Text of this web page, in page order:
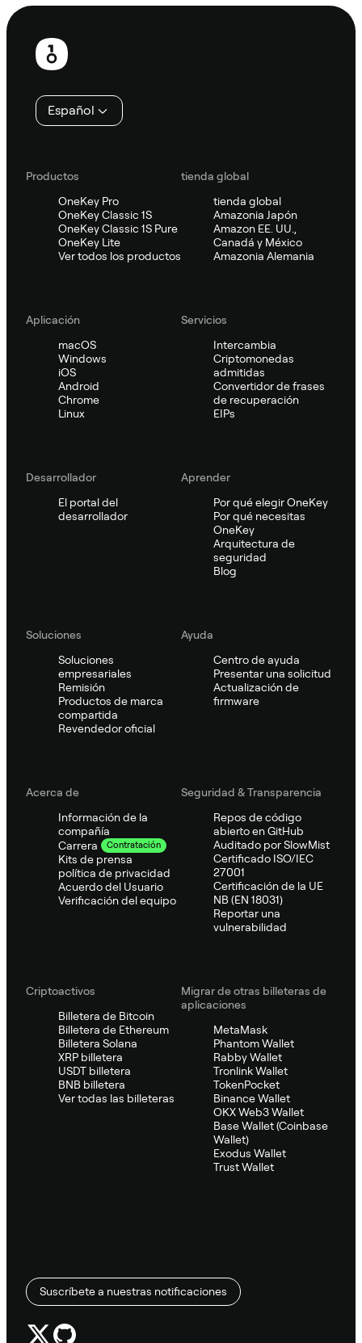
Pie
página
Español
Productos
OneKey Pro
OneKey Classic 1S
OneKey Classic 1S Pure
OneKey Lite
Ver todos los productos
tienda global
tienda global
Amazonia Japón
Amazon EE. UU.,
Canadá y México
Amazonia Alemania
Aplicación
macOS
Windows
iOS
Android
Chrome
Linux
Servicios
Intercambia
Criptomonedas
admitidas
Convertidor de frases
de recuperación
EIPs
Desarrollador
El portal del
desarrollador
Aprender
Por qué elegir OneKey
Por qué necesitas
OneKey
Arquitectura de
seguridad
Blog
Soluciones
Soluciones
empresariales
Remisión
Productos de marca
compartida
Revendedor oficial
Ayuda
Centro de ayuda
Presentar una solicitud
Actualización de
firmware
Acerca de
Información de la
compañía
Carrera
Contratación
Kits de prensa
política de privacidad
Acuerdo del Usuario
Verificación del equipo
Seguridad & Transparencia
Repos de código
abierto en GitHub
Auditado por SlowMist
Certificado ISO/IEC
27001
Certificación de la UE
NB (EN 18031)
Reportar una
vulnerabilidad
Criptoactivos
Billetera de Bitcoin
Billetera de Ethereum
Billetera Solana
XRP billetera
USDT billetera
BNB billetera
Ver todas las billeteras
Migrar de otras billeteras de
aplicaciones
MetaMask
Phantom Wallet
Rabby Wallet
Tronlink Wallet
TokenPocket
Binance Wallet
OKX Web3 Wallet
Base Wallet (Coinbase
Wallet)
Exodus Wallet
Trust Wallet
Suscríbete a nuestras notificaciones